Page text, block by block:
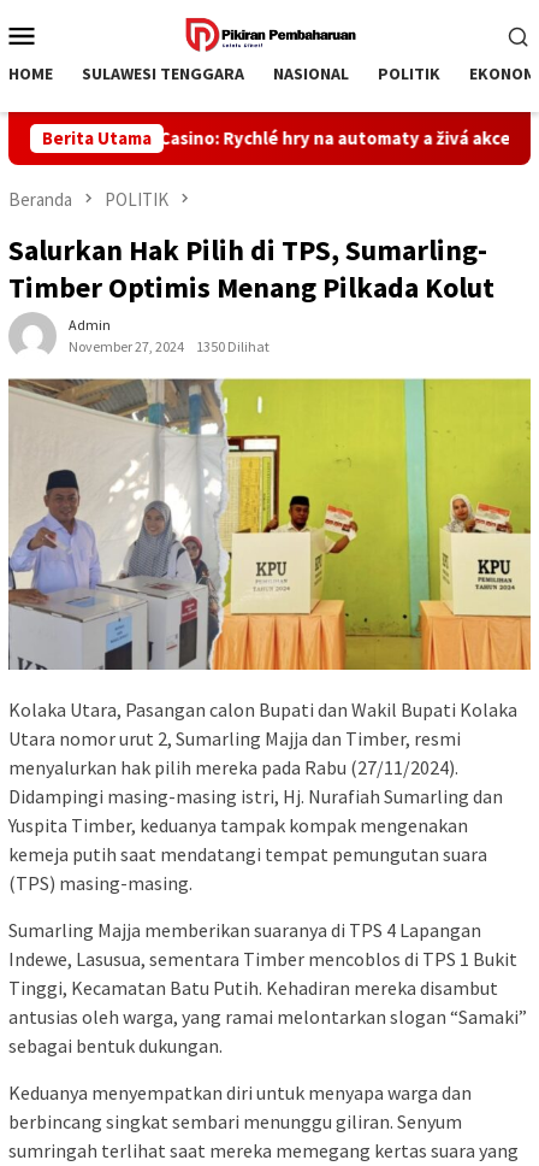
ke
Mobile
HOME SULAWESI TENGGARA NASIONAL POLITIK
Berita Utama
Vulkan Casino: Rychlé hry na automaty a živá akce pro
Beranda POLITIK
Salurkan Hak Pilih di TPS, Sumarling-
Timber Optimis Menang Pilkada Kolut
Admin
November 27, 2024
1350 Dilihat
Kolaka Utara, Pasangan calon Bupati dan Wakil Bupati Kolaka
Utara nomor urut 2, Sumarling Majja dan Timber, resmi
menyalurkan hak pilih mereka pada Rabu (27/11/2024).
Didampingi masing-masing istri, Hj. Nurafiah Sumarling dan
Yuspita Timber, keduanya tampak kompak mengenakan
kemeja putih saat mendatangi tempat pemungutan suara
(TPS) masing-masing.
Sumarling Majja memberikan suaranya di TPS 4 Lapangan
Indewe, Lasusua, sementara Timber mencoblos di TPS 1 Bukit
Tinggi, Kecamatan Batu Putih. Kehadiran mereka disambut
antusias oleh warga, yang ramai melontarkan slogan “Samaki”
sebagai bentuk dukungan.
Keduanya menyempatkan diri untuk menyapa warga dan
berbincang singkat sembari menunggu giliran. Senyum
sumringah terlihat saat mereka memegang kertas suara yang